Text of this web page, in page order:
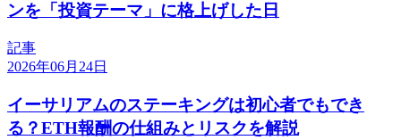
ンを「投資テーマ」に格上げした日
記事
2026年06月24日
イーサリアムのステーキングは初心者でもでき
る？ETH報酬の仕組みとリスクを解説